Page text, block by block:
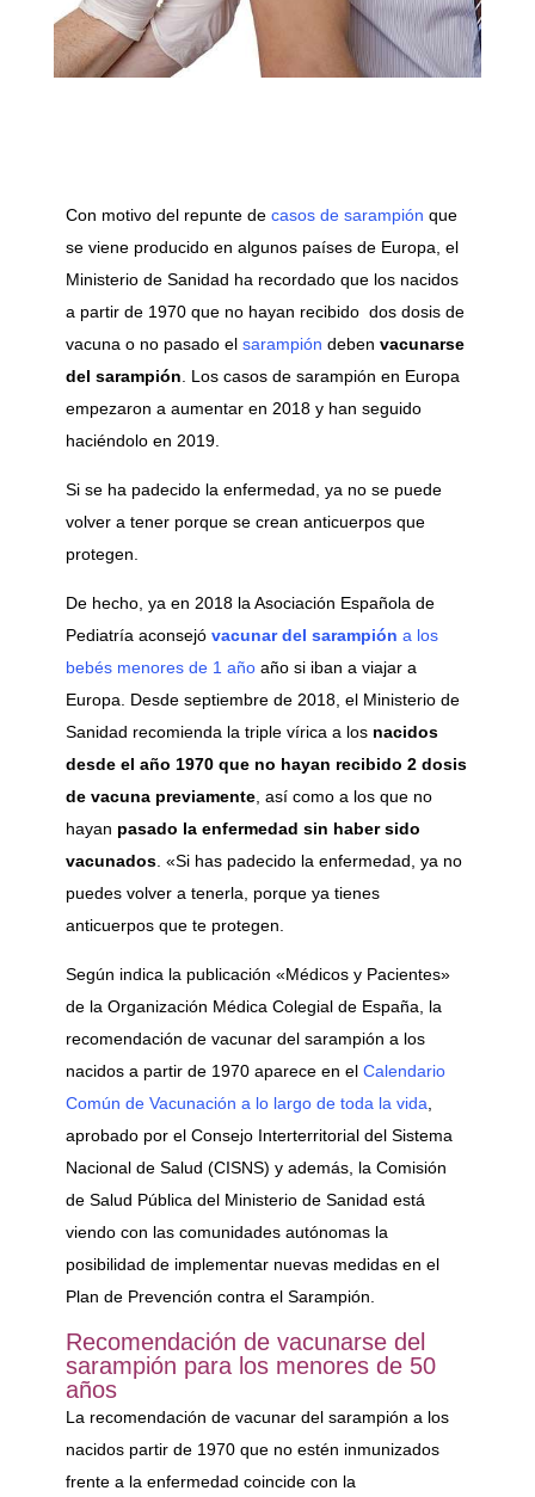
Con motivo del repunte de casos de sarampión que
se viene producido en algunos países de Europa, el
Ministerio de Sanidad ha recordado que los nacidos
a partir de 1970 que no hayan recibido dos dosis de
vacuna o no pasado el sarampión deben vacunarse
del sarampión . Los casos de sarampión en Europa
empezaron a aumentar en 2018 y han seguido
haciéndolo en 2019.
Si se ha padecido la enfermedad, ya no se puede
volver a tener porque se crean anticuerpos que
protegen.
De hecho, ya en 2018 la Asociación Española de
Pediatría aconsejó vacunar del sarampión a los
bebés menores de 1 año año si iban a viajar a
Europa. Desde septiembre de 2018, el Ministerio de
Sanidad recomienda la triple vírica a los nacidos
desde el año 1970 que no hayan recibido 2 dosis
de vacuna previamente, así como a los que no
hayan pasado la enfermedad sin haber sido
vacunados. «Si has padecido la enfermedad, ya no
puedes volver a tenerla, porque ya tienes
anticuerpos que te protegen.
Según indica la publicación «Médicos y Pacientes»
de la Organización Médica Colegial de España, la
recomendación de vacunar del sarampión a los
nacidos a partir de 1970 aparece en el Calendario
Común de Vacunación a lo largo de toda la vida
aprobado por el Consejo Interterritorial del Sistema
Nacional de Salud (CISNS) y además, la Comisión
de Salud Pública del Ministerio de Sanidad está
viendo con las comunidades autónomas la
posibilidad de implementar nuevas medidas en el
Plan de Prevención contra el Sarampión.
Recomendación de vacunarse del
sarampión para los menores de 50
años
La recomendación de vacunar del sarampión a los
nacidos partir de 1970 que no estén inmunizados
frente a la enfermedad coincide con la